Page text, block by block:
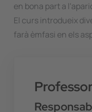
en bona part a
El curs introdueix
farà èmfasi en els